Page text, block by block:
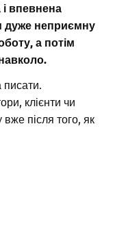
і впевнена
дуже неприємну
а потім
писати.
клієнти чи
після того, як